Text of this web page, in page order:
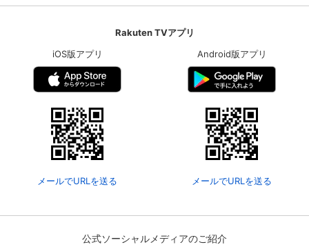
Rakuten TVアプリ
iOS版アプリ
メールでURLを送る
Android版アプリ
メールでURLを送る
公式ソーシャルメディアのご紹介